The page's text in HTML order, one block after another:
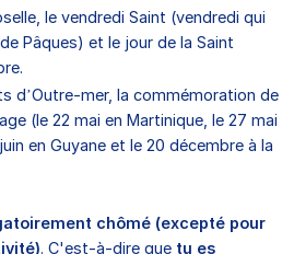
le vendredi Saint (vendredi qui
Pâques) et le jour de la Saint
d’Outre-mer, la commémoration de
(le 22 mai en Martinique, le 27 mai
en Guyane et le 20 décembre à la
chômé (excepté pour
. C'est-à-dire que tu es